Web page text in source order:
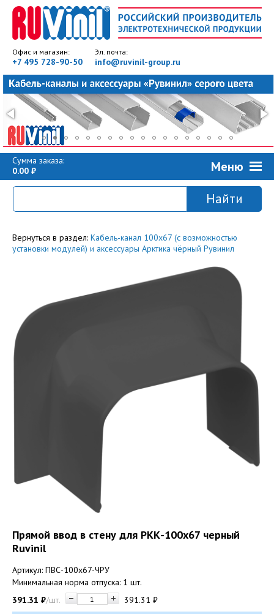
Офис и магазин:
+7 495 728-90-50
Эл. почта:
info@ruvinil-group.ru
Сумма заказа:
0.00
Меню
Вернуться в раздел: Кабель-канал 100x67 (с возможностью
установки модулей) и аксессуары Арктика чёрный Рувинил
Прямой ввод в стену для РКК-100х67 черный
Ruvinil
Артикул: ПВС-100х67-ЧРУ
Минимальная норма отпуска: 1 шт.
391.31 ₽/шт. 391.31 ₽